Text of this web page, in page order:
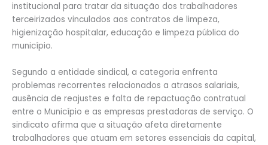
institucional para tratar da situação dos trabalhadores
terceirizados vinculados aos contratos de limpeza,
higienização hospitalar, educação e limpeza pública do
município.
Segundo a entidade sindical, a categoria enfrenta
problemas recorrentes relacionados a atrasos salariais,
ausência de reajustes e falta de repactuação contratual
entre o Município e as empresas prestadoras de serviço. O
sindicato afirma que a situação afeta diretamente
trabalhadores que atuam em setores essenciais da capital,